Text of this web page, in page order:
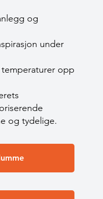
og
under
opp
og tydelige.